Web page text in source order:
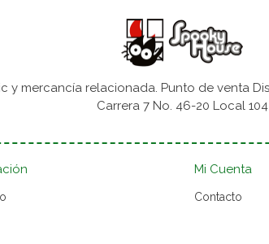
y mercancía relacionada. Punto de venta
Carrera 7 No. 46-20 Local 104
Mi Cuenta
Contacto